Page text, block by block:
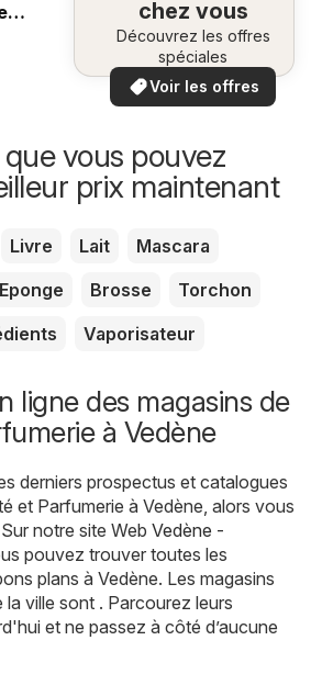
chez vous
Découvrez les offres
spéciales
Voir les offres
vous pouvez
prix maintenant
Livre Lait
Mascara
Eponge Brosse
Torchon
Vaporisateur
ligne des magasins de
à Vedène
derniers prospectus et catalogues
et Parfumerie à Vedène, alors vous
notre site Web Vedène -
pouvez trouver toutes les
plans à Vedène. Les magasins
la ville sont . Parcourez leurs
et ne passez à côté d’aucune